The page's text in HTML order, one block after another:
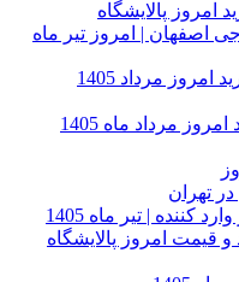
نفت جی اصفهان | امروز تیر ماه
مرداد 1405
تهران
کننده | تیر ماه 1405
در کرج | 60 70 خرید و قیمت امروز پالایشگاه